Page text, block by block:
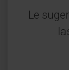
Le